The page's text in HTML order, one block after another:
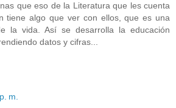
que eso de la Literatura que les cuenta
tiene algo que ver con ellos, que es una
la vida. Así se desarrolla la educación
datos y cifras...
m.